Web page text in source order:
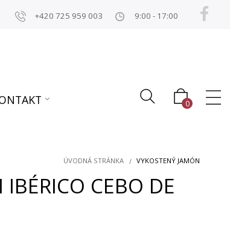
9:00 - 17:00
+420 725 959 003
0
ÚVODNÁ STRÁNKA VYKOSTENÝ JAMÓN
CEBO DE